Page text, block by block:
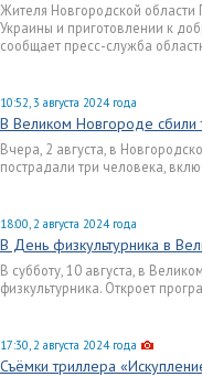
Жителя Новгородской
Украины и приготовлении к
сообщает пресс-служба
10:52, 3 августа 2024 года
В Великом Новгороде
Вчера, 2 августа, в
пострадали три человека,
18:00, 2 августа 2024 года
В День физкультурника в
В субботу, 10 августа, в
физкультурника. Откроет
17:30, 2 августа 2024 года
Съёмки триллера